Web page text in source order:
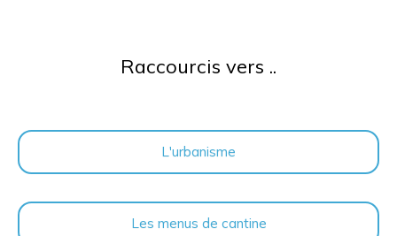
Raccourcis vers ..
L'urbanisme
Les menus de cantine